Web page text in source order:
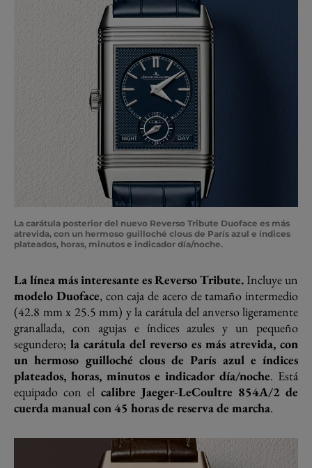
La carátula posterior del nuevo Reverso Tribute Duoface es más
atrevida, con un hermoso guilloché clous de París azul e índices
plateados, horas, minutos e indicador día/noche.
La línea más interesante es Reverso Tribute.Incluye un
modelo Duoface, con caja de acero de tamaño intermedio
(42.8 mm x 25.5 mm) y la carátula del anverso ligeramente
granallada, con agujas e índices azules y un pequeño
segundero; la carátula del reverso es más atrevida, con
un hermoso guilloché clous de París azul e índices
plateados, horas, minutos e indicador día/noche. Está
equipado con el calibre Jaeger-LeCoultre 854A/2 de
cuerda manual con 45 horas de reserva de marcha.